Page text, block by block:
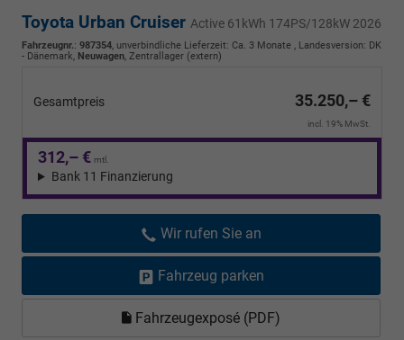
Toyota Urban Cruiser Active 61kWh 174PS/128kW 2026
Fahrzeugnr.: 987354, unverbindliche Lieferzeit: Ca. 3 Monate , Landesversion: DK
- Dänemark, Neuwagen, Zentrallager (extern)
Gesamtpreis 35.250,– €
incl. 19% MwSt.
312,– € mtl.
Bank 11 Finanzierung
Wir rufen Sie an
Fahrzeug parken
Fahrzeugexposé (PDF)